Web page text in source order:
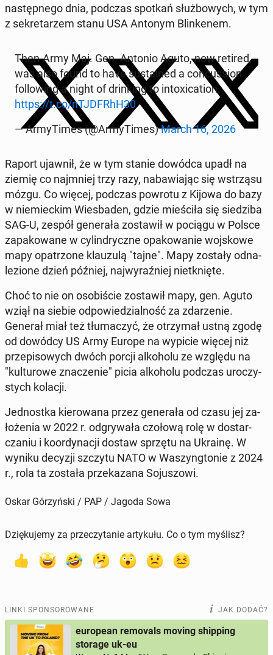
na­stęp­ne­go dnia, podczas spotkań służ­bo­wych, w tym
z se­kre­ta­rzem stanu USA Antonym Blin­ke­nem.
Then-Army Maj. Gen. Antonio Aguto, now retired,
was also found to have su­sta­ined a con­cus­sion
fol­lo­wing a night of drin­king to in­to­xi­ca­tion.
https://t.co/nTJD­FRhH30
— Ar­my­Ti­mes (@Ar­my­Ti­mes)March 16, 2026
Raport ujawnił, że w tym stanie dowódca upadł na
ziemię co naj­mniej trzy razy, na­ba­wia­jąc się wstrzą­su
mózgu. Co więcej, podczas powrotu z Kijowa do bazy
w nie­miec­kim Wies­ba­den, gdzie mie­ści­ła się sie­dzi­ba
SAG-U, zespół ge­ne­ra­ła zo­sta­wił w pociągu w Polsce
za­pa­ko­wa­ne w cy­lin­drycz­ne opa­ko­wa­nie woj­sko­we
mapy opa­trzo­ne klau­zu­lą "tajne". Mapy zostały od­na­
le­zio­ne dzień później, naj­wy­raź­niej nie­tknię­te.
Choć to nie on oso­bi­ście zo­sta­wił mapy, gen. Aguto
wziął na siebie od­po­wie­dzial­ność za zda­rze­nie.
Generał miał też tłu­ma­czyć, że otrzy­mał ustną zgodę
od dowódcy US Army Europe na wypicie więcej niż
prze­pi­so­wych dwóch porcji al­ko­ho­lu ze względu na
"kul­tu­ro­we zna­cze­nie" picia al­ko­ho­lu podczas uro­czy­
stych kolacji.
Jed­nost­ka kie­ro­wa­na przez ge­ne­ra­ła od czasu jej za­
ło­że­nia w 2022 r. od­gry­wa­ła czołową rolę w do­star­
cza­niu i ko­or­dy­na­cji dostaw sprzętu na Ukrainę. W
wyniku decyzji szczytu NATO w Wa­szyng­to­nie z 2024
r., rola ta została prze­ka­za­na So­ju­szo­wi.
Oskar Górzyński / PAP / Jagoda Sowa
Dziękujemy za przeczytanie artykułu. Co o tym myślisz?
LINKI SPONSOROWANE JAK DODAĆ?
european removals moving shipping
storage uk-eu